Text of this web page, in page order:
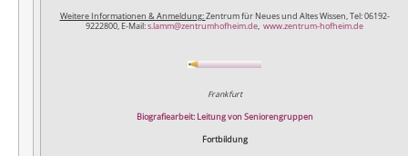
Weitere Informationen & Anmeldung:Zentrum für Neues und Altes Wissen, Tel: 06192-
9222800, E-Mail:s.lamm@zentrumhofheim.de, www.zentrum-hofheim.de
Frankfurt
Biografiearbeit: Leitung von Seniorengruppen
Fortbildung